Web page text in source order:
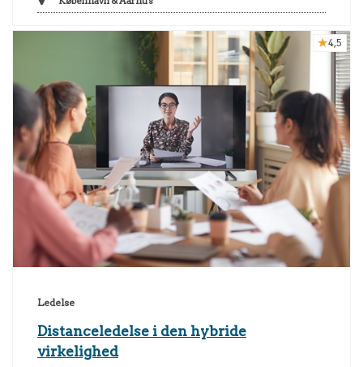
4,5
Ledelse
Distanceledelse i den hybride
virkelighed